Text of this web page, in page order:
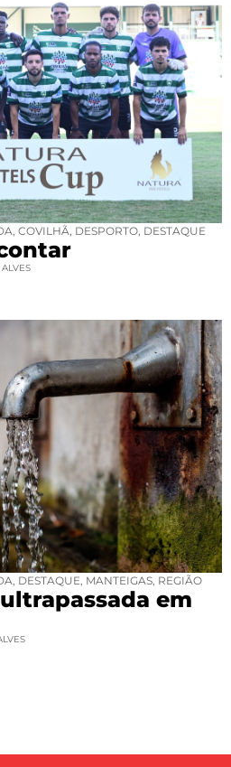
, COVILHÃ, DESPORTO, DESTAQUE
, DESTAQUE, MANTEIGAS, REGIÃO
em